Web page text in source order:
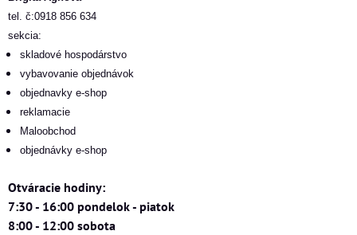
tel. č:0918 856 634
sekcia:
skladové hospodárstvo
vybavovanie objednávok
objednavky e-shop
reklamacie
Maloobchod
objednávky e-shop
Otváracie hodiny:
7:30 - 16:00 pondelok - piatok
8:00 - 12:00 sobota